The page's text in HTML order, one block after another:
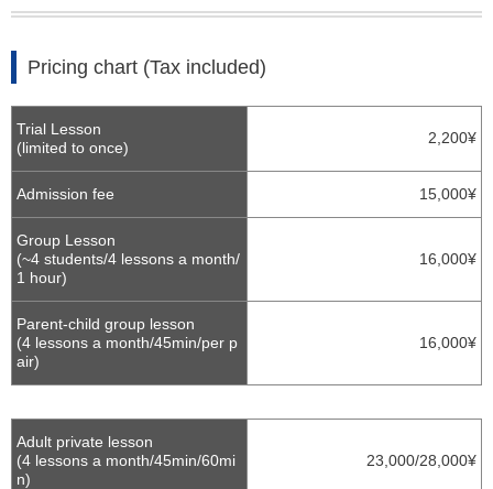
Pricing chart (Tax included)
Trial Lesson
(limited to once)
2,200¥
Admission fee 15,000¥
Group Lesson
(~4 students/4 lessons a month/
1 hour)
16,000¥
Parent-child group lesson
(4 lessons a month/45min/per p
air)
16,000¥
Adult private lesson
(4 lessons a month/45min/60mi
n)
23,000/28,000¥